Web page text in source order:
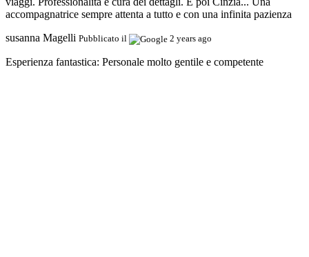
accompagnatrice sempre attenta a tutto e con una infinita pazienza
susanna Magelli Pubblicato il 2 years ago
Esperienza fantastica: Personale molto gentile e competente